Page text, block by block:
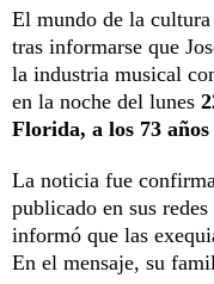
El mundo de la
tras informarse que
la industria musical
en la noche del lunes
Florida, a los 73 años
La noticia fue
publicado en sus
informó que las
En el mensaje, su